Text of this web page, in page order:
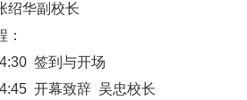
绍华副校长
：
签到与开场
开幕致辞 吴忠校长